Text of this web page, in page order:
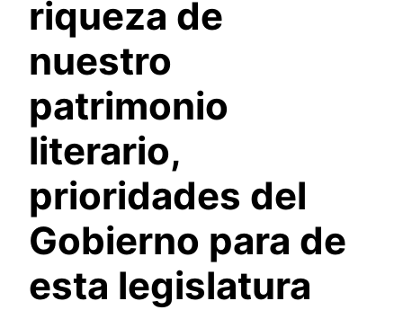
riqueza de
nuestro
patrimonio
literario,
prioridades del
Gobierno para de
esta legislatura